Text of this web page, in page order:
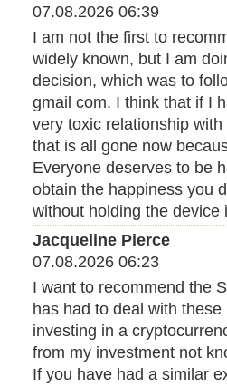
07.08.2026 06:39
I am not the first to
widely known, but I am
decision, which was to
gmail com. I think that if I
very toxic relationship
that is all gone now
Everyone deserves to be
obtain the happiness you
without holding the device
Jacqueline Pierce
07.08.2026 06:23
I want to recommend the
has had to deal with
investing in a
from my investment not
If you have had a similar